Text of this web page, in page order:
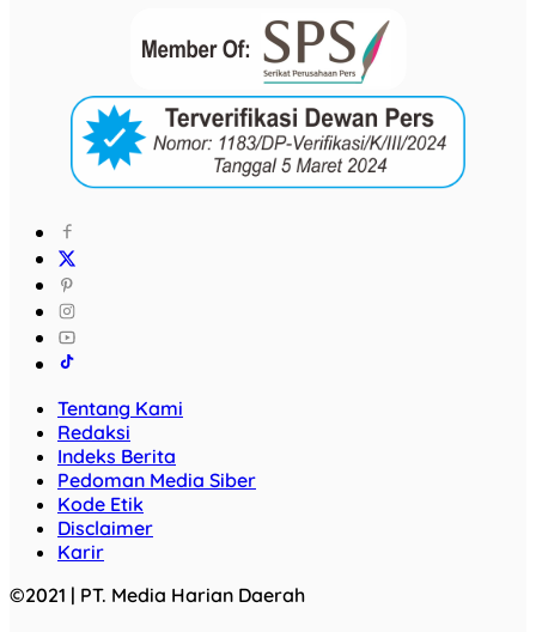
Tentang Kami
Redaksi
Indeks Berita
Pedoman Media Siber
Kode Etik
Disclaimer
Karir
©2021 | PT. Media Harian Daerah